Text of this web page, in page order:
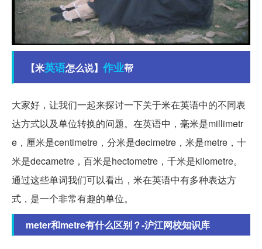
【米英语怎么说】 作业帮
大家好，让我们一起来探讨一下关于米在英语中的不同表
达方式以及单位转换的问题。在英语中，毫米是millimetr
e，厘米是centimetre，分米是decimetre，米是metre，十
米是decametre，百米是hectometre，千米是kilometre。
通过这些单词我们可以看出，米在英语中有多种表达方
式，是一个非常有趣的单位。
meter和metre有什么区别？-沪江网校知识库